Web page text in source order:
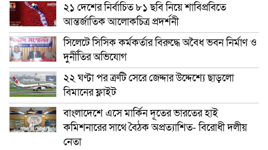
২১ দেশের নির্বাচিত ৮১ ছবি নিয়ে শাবিপ্রবিতে
আন্তর্জাতিক আলোকচিত্র প্রদর্শনী
সিলেটে সিসিক কর্মকর্তার বিরুদ্ধে অবৈধ ভবন নির্মাণ ও
দুর্নীতির অভিযোগ
২২ ঘণ্টা পর ত্রুটি সেরে জেদ্দার উদ্দেশ্যে ছাড়লো
বিমানের ফ্লাইট
বাংলাদেশে এসে মার্কিন দূতের ভারতের হাই
কমিশনারের সাথে বৈঠক অপ্রত্যাশিত- বিরোধী দলীয়
নেতা